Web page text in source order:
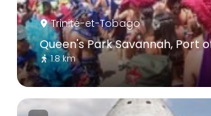
Trinité-et-Tobago
Queen's Park Savannah, Port
1.8 km